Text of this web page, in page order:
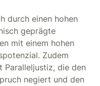
durch einen hohen
geprägte
mit einem hohen
Zudem
Paralleljustiz, die den
negiert und den